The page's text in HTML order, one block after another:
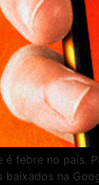
febre no país.
na